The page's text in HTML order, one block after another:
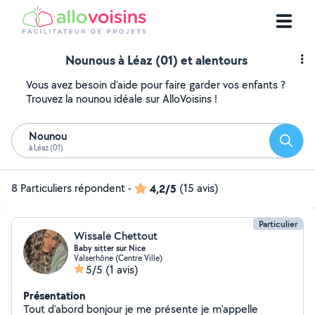
Nounous à Léaz (01) et alentours
Vous avez besoin d'aide pour faire garder vos enfants ?
Trouvez la nounou idéale sur AlloVoisins !
Nounou
à Léaz (01)
8 Particuliers répondent- 4,2/5 (15 avis)
Particulier
Wissale Chettout
Baby sitter sur Nice
Valserhône (Centre Ville)
5/5 (1 avis)
Présentation
Tout d'abord bonjour je me présente je m'appelle